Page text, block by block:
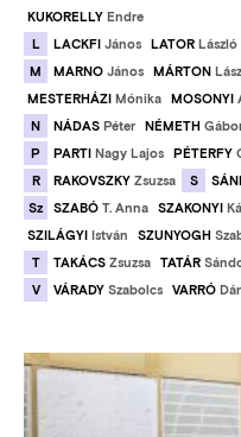
KUKORELLY Endre
L
LACKFI János LATOR László
M
MARNO János MÁRTON
MESTERHÁZI Mónika MOSONYI
N
NÁDAS Péter NÉMETH
P
PARTI Nagy Lajos PÉTERFY
R
RAKOVSZKY Zsuzsa S
Sz
SZABÓ T. Anna SZAKONYI
SZILÁGYI István SZUNYOGH
T
TAKÁCS Zsuzsa TATÁR
V
VÁRADY Szabolcs VARRÓ
Kép